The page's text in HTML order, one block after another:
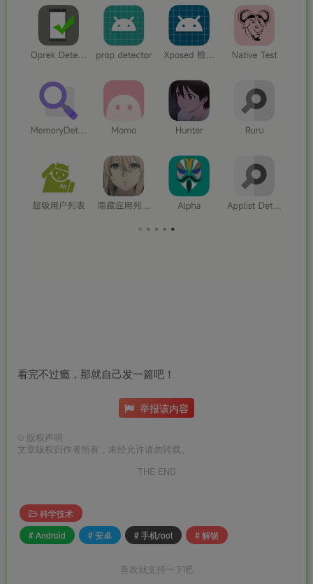
看完不过瘾，那就自己发一篇吧！
举报该内容
© 版权声明
文章版权归作者所有，未经允许请勿转载。
THE END
科学技术
# Android
# 安卓 # 手机root # 解锁
喜欢就支持一下吧